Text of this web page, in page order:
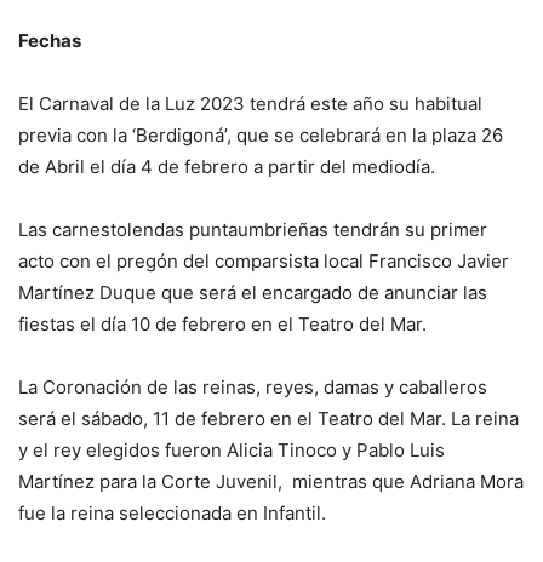
Fechas
El Carnaval de la Luz 2023 tendrá este año su habitual
previa con la ‘Berdigoná’, que se celebrará en la plaza 26
de Abril el día 4 de febrero a partir del mediodía.
Las carnestolendas puntaumbrieñas tendrán su primer
acto con el pregón del comparsista local Francisco Javier
Martínez Duque que será el encargado de anunciar las
fiestas el día 10 de febrero en el Teatro del Mar.
La Coronación de las reinas, reyes, damas y caballeros
será el sábado, 11 de febrero en el Teatro del Mar. La reina
y el rey elegidos fueron Alicia Tinoco y Pablo Luis
Martínez para la Corte Juvenil, mientras que Adriana Mora
fue la reina seleccionada en Infantil.